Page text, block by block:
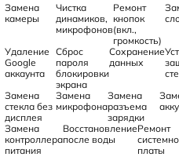
Замена
камеры
Чистка
динамиков,
микрофонов
Ремонт
кнопок
(вкл.,
громкость)
Удаление
Google
аккаунта
Сброс
пароля
блокировки
экрана
Сохранение
данных
Замена
стекла без
дисплея
Замена
микрофона
Замена
разъема
зарядки
Замена
контроллера
питания
Восстановление
после воды
Ремонт
платы